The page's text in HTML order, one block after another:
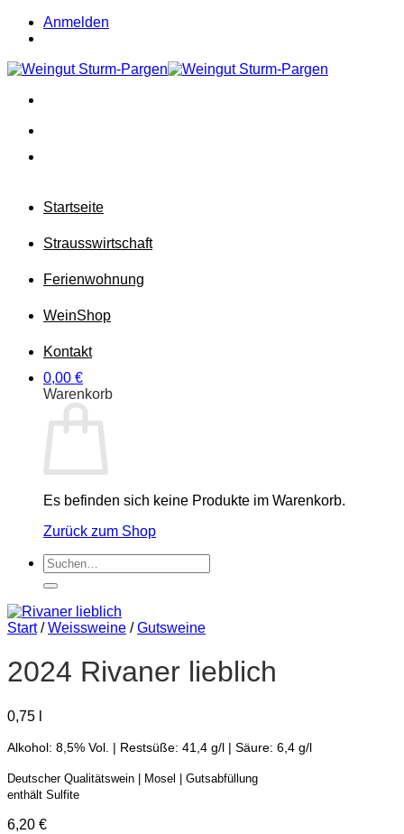
Zum
Inhalt
Anmelden
Startseite
Strausswirtschaft
Ferienwohnung
WeinShop
Kontakt
0,00 €
Warenkorb
Es befinden sich keine Produkte im Warenkorb.
Zurück zum Shop
Suchen
nach:
Start / Weissweine / Gutsweine
2024 Rivaner lieblich
0,75
Alkohol: 8,5% Vol. | Restsüße: 41,4 g/l | Säure: 6,4 g/l
Deutscher Qualitätswein | Mosel | Gutsabfüllung
enthält Sulfite
6,20 €